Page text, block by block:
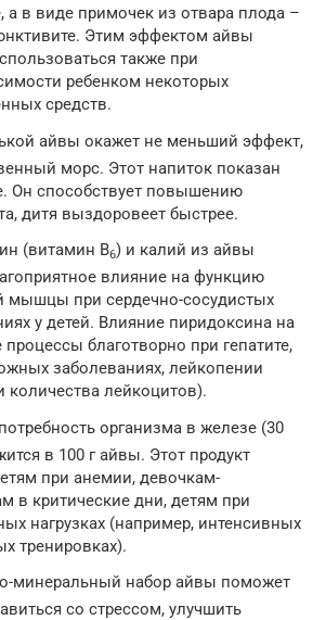
а в виде примочек из отвара плода –
Этим эффектом айвы
также при
ребенком некоторых
средств.
айвы окажет не меньший эффект,
морс. Этот напиток показан
Он способствует повышению
дитя выздоровеет быстрее.
(витамин В6) и калий из айвы
влияние на функцию
мышцы при сердечно-сосудистых
у детей. Влияние пиридоксина на
благотворно при гепатите,
заболеваниях, лейкопении
количества лейкоцитов).
организма в железе (30
в 100 г айвы. Этот продукт
при анемии, девочкам-
в критические дни, детям при
нагрузках (например, интенсивных
тренировках).
минеральный набор айвы поможет
со стрессом, улучшить